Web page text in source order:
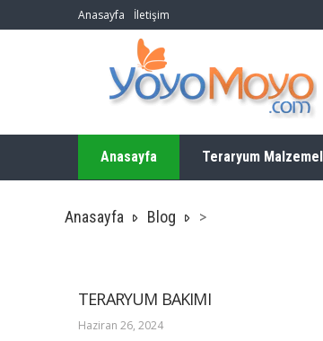
Anasayfa İletişim
Anasayfa Teraryum
Anasayfa Blog >
TERARYUM BAKIMI
Haziran 26, 2024